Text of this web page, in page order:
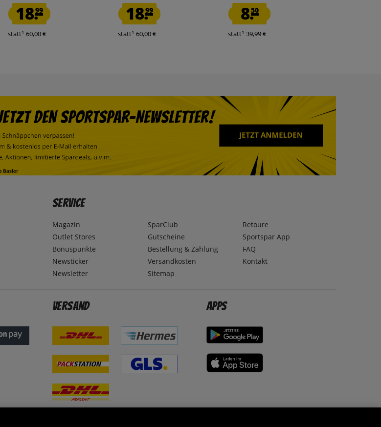
18.99
statt1 60,00 €
18.99
statt1 60,00 €
8.50
statt1 39,99 €
Service
Magazin
Outlet Stores
Bonuspunkte
Newsticker
Newsletter
SparClub
Gutscheine
Bestellung & Zahlung
Versandkosten
Sitemap
Retoure
Sportspar App
FAQ
Kontakt
Versand Apps